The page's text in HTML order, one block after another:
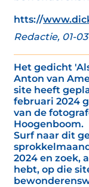
htts://
Redactie, 01-
Het gedicht
Anton van
site heeft
februari 2024
van de
Hoogenboom.
Surf naar dit
2024 en zoek,
hebt, op die